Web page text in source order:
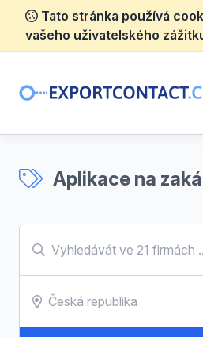
Tato stránka používá
vašeho uživatelského
Aplikace na